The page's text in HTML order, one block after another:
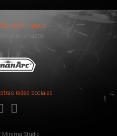
HoffmanArc
reservados.
redes sociales
Minima Studio